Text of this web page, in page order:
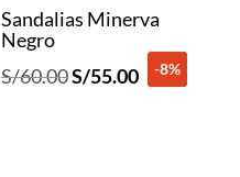
Sandalias Minerva
Negro
S/60.00El
S/55.00El-8%